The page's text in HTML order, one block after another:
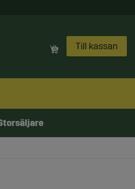
Till kassan